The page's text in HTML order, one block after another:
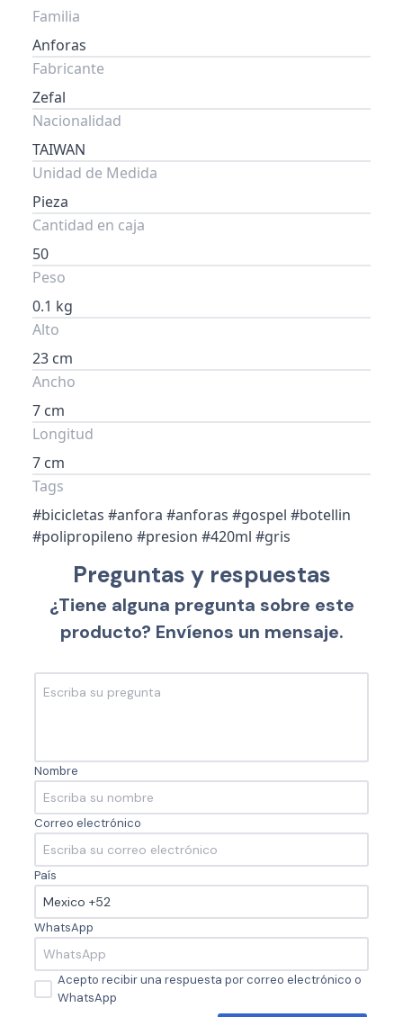
Familia
Anforas
Fabricante
Zefal
Nacionalidad
TAIWAN
Unidad de Medida
Pieza
Cantidad en caja
50
Peso
0.1 kg
Alto
23 cm
Ancho
7 cm
Longitud
7 cm
Tags
#bicicletas #anfora #anforas #gospel #botellin
#polipropileno #presion #420ml #gris
Preguntas y respuestas
¿Tiene alguna pregunta sobre este
producto? Envíenos un mensaje.
Nombre
Correo electrónico
País
WhatsApp
Acepto recibir una respuesta por correo electrónico o
WhatsApp